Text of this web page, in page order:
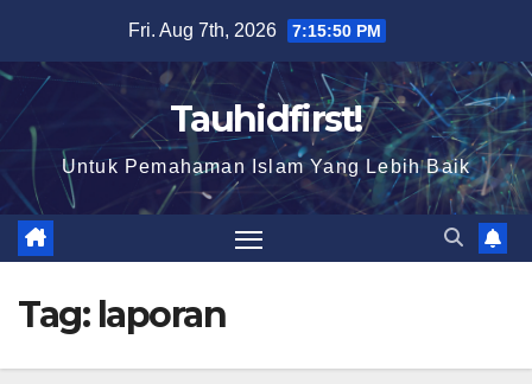
content
Fri. Aug 7th, 2026 7:15:51 PM
Tauhidfirst!
Untuk Pemahaman Islam Yang Lebih Baik
Tag: laporan